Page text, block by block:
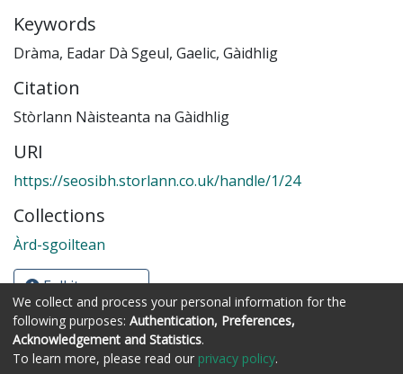
Keywords
Dràma, Eadar Dà Sgeul, Gaelic, Gàidhlig
Citation
Stòrlann Nàisteanta na Gàidhlig
URI
https://seosibh.storlann.co.uk/handle/1/24
Collections
Àrd-sgoiltean
Full item page
Còraichean © Stòrlann Nàiseanta na Gàidhlig
We collect and process your personal information for the
following purposes: Authentication, Preferences,
Acknowledgement and Statistics.
To learn more, please read our privacy policy.